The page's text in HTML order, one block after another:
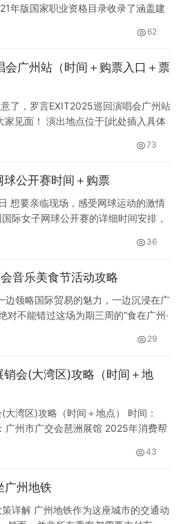
年版国家职业资格目录收录了涵盖建
62
会广州站（时间＋购票入口＋票
了，罗言EXIT2025巡回演唱会广州站
见面！ 演出地点位于[此处插入具体
73
公开赛时间＋购票
想要亲临现场，感受网球运动的激情
际女子网球公开赛的详细时间安排，
36
音乐美食节活动攻略
边领略国际贸易的魅力，一边沉浸在广
对不能错过这场为期三周的“食在广州·
29
会(大湾区)攻略（时间＋地
湾区)攻略（时间＋地点） 时间：
广州市广交会琶洲展馆 2025年消费帮
43
广州地铁
详解 广州地铁作为这座城市的交通动